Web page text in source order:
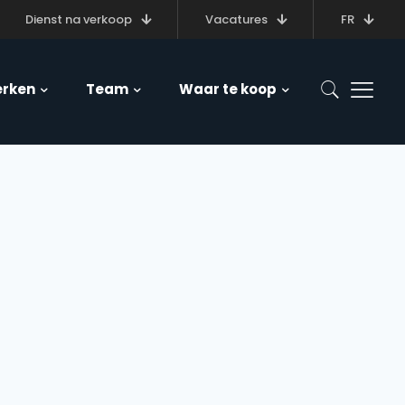
Dienst na verkoop Vacatures FR
Team Waar te koop